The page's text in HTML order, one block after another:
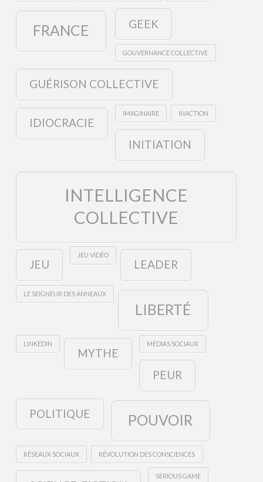
FRANCE GEEK
GOUVERNANCE COLLECTIVE
GUÉRISON COLLECTIVE
IDIOCRACIE
IMAGINAIRE INACTION
INITIATION
INTELLIGENCE
COLLECTIVE
JEU
JEU VIDÉO
LEADER
LE SEIGNEUR DES ANNEAUX
LIBERTÉ
LINKEDIN
MYTHE
MÉDIAS SOCIAUX
PEUR
POLITIQUE POUVOIR
RÉSEAUX SOCIAUX RÉVOLUTION DES CONSCIENCES
SERIOUS GAME